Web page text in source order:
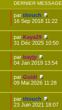
DERNIER MESSAGE
partitouch
16 Sep 2018 11:22
parKaya29
31 Déc 2025 10:50
parbayjy
04 Jan 2019 13:54
parGuidi
09 Mai 2026 11:28
partitouch
23 Juin 2021 18:07